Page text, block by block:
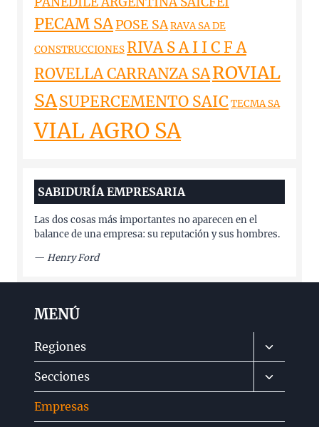
PECAM SAPOSE SARAVA SA DE
CONSTRUCCIONES RIVA S A I I C F A
ROVELLA CARRANZA SAROVIAL
SASUPERCEMENTO SAIC TECMA SA
VIAL AGRO SA
SABIDURÍA EMPRESARIA
Las dos cosas más importantes no aparecen en el
balance de una empresa: su reputación y sus hombres.
— Henry Ford
MENÚ
Regiones
Alternar
menú
hijo
Secciones
Alternar
menú
Empresas